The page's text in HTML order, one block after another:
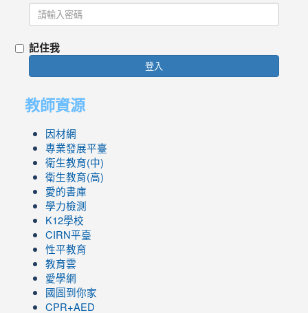
記住我
登入
教師資源
因材網
專業發展平臺
衛生教育(中)
衛生教育(高)
愛的書庫
學力檢測
K12學校
CIRN平臺
性平教育
教育雲
愛學網
國圖到你家
CPR+AED